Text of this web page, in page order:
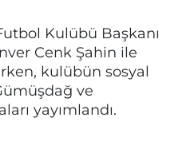
Kulübü Başkanı
Cenk Şahin ile
kulübün sosyal
ve
yayımlandı.